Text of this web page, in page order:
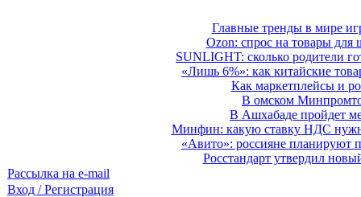
Главные тренды в мире
Ozon: спрос на товары для
SUNLIGHT: сколько родители
«Лишь 6%»: как китайские
Как маркетплейсы и
В омском
В Ашхабаде пройдет
Минфин: какую ставку НДС
«Авито»: россияне планируют
Росстандарт утвердил
Рассылка на e-mail
Вход / Регистрация